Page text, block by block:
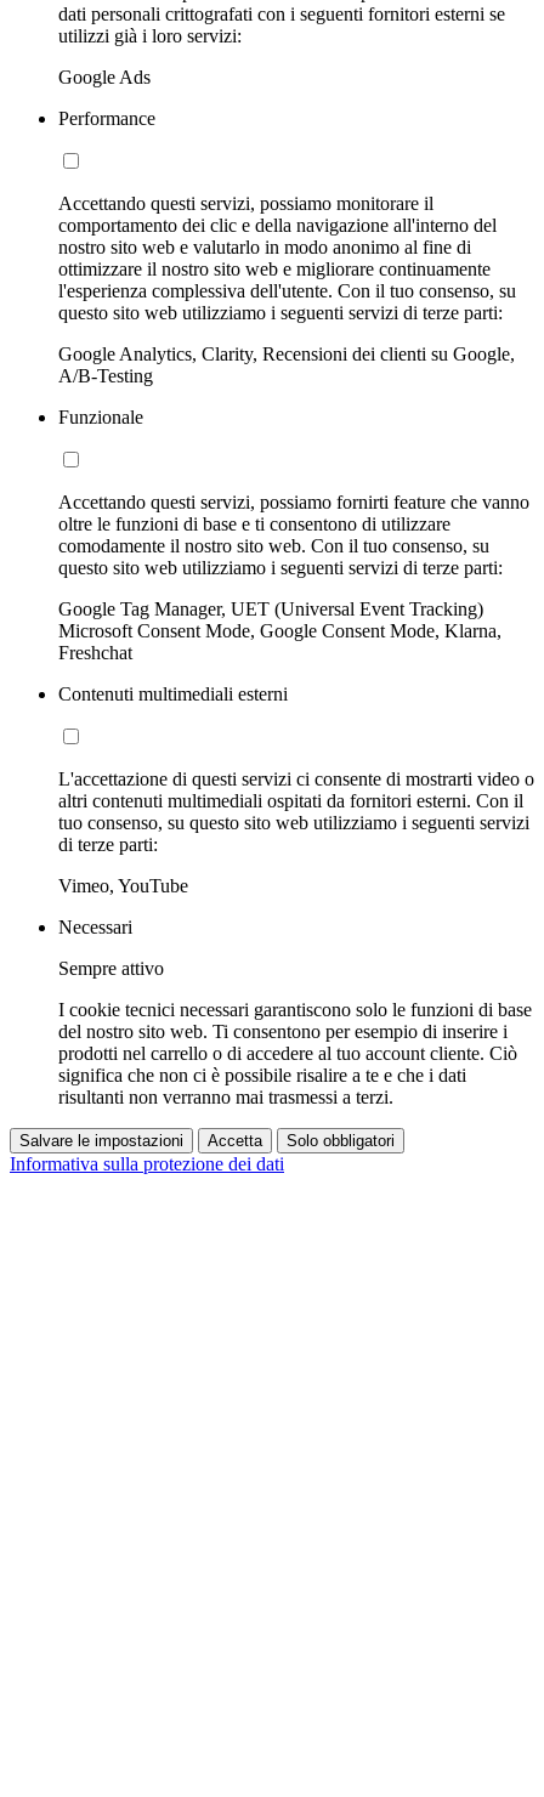
dati personali crittografati con i seguenti fornitori esterni se
utilizzi già i loro servizi:
Google Ads
Performance
Accettando questi servizi, possiamo monitorare il
comportamento dei clic e della navigazione all'interno del
nostro sito web e valutarlo in modo anonimo al fine di
ottimizzare il nostro sito web e migliorare continuamente
l'esperienza complessiva dell'utente. Con il tuo consenso, su
questo sito web utilizziamo i seguenti servizi di terze parti:
Google Analytics, Clarity, Recensioni dei clienti su Google,
A/B-Testing
Funzionale
Accettando questi servizi, possiamo fornirti feature che vanno
oltre le funzioni di base e ti consentono di utilizzare
comodamente il nostro sito web. Con il tuo consenso, su
questo sito web utilizziamo i seguenti servizi di terze parti:
Google Tag Manager, UET (Universal Event Tracking)
Microsoft Consent Mode, Google Consent Mode, Klarna,
Freshchat
Contenuti multimediali esterni
L'accettazione di questi servizi ci consente di mostrarti video o
altri contenuti multimediali ospitati da fornitori esterni. Con il
tuo consenso, su questo sito web utilizziamo i seguenti servizi
di terze parti:
Vimeo, YouTube
Necessari
Sempre attivo
I cookie tecnici necessari garantiscono solo le funzioni di base
del nostro sito web. Ti consentono per esempio di inserire i
prodotti nel carrello o di accedere al tuo account cliente. Ciò
significa che non ci è possibile risalire a te e che i dati
risultanti non verranno mai trasmessi a terzi.
Salvare le impostazioni Accetta Solo obbligatori
Informativa sulla protezione dei dati